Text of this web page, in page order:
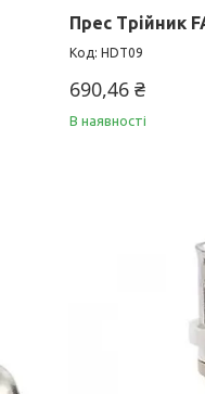
Прес Трійник
HDT09
690,46 ₴
В наявності